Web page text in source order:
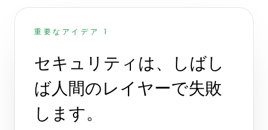
重要なアイデア 1
セキュリティは、しばし
ば人間のレイヤーで失敗
します。